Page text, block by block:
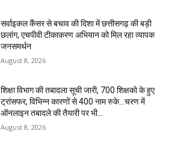
सर्वाइकल कैंसर से बचाव की दिशा में छत्तीसगढ़ की बड़ी
छलांग, एचपीवी टीकाकरण अभियान को मिल रहा व्यापक
जनसमर्थन
August 8, 2026
शिक्षा विभाग की तबादला सूची जारी, 700 शिक्षको के हुए
ट्रांसफर, विभिन्न कारणों से 400 नाम रुके…चरण में
ऑनलाइन तबादले की तैयारी पर भी...
August 8, 2026